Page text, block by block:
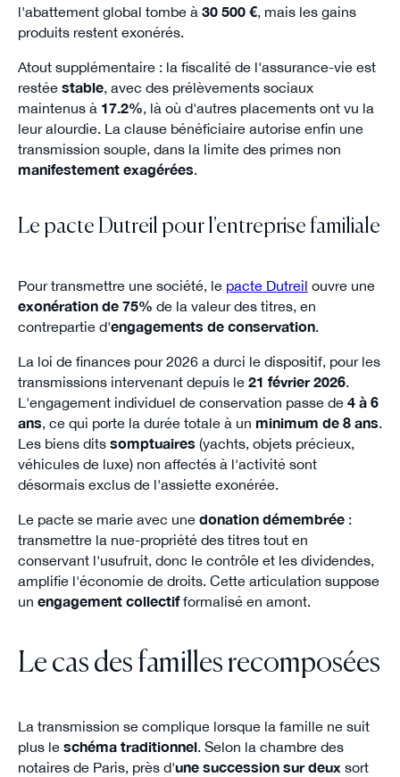
l'abattement global tombe à 30 500 €, mais les gains
produits restent exonérés.
Atout supplémentaire : la fiscalité de l'assurance-vie est
restée stable, avec des prélèvements sociaux
maintenus à 17.2%, là où d'autres placements ont vu la
leur alourdie. La clause bénéficiaire autorise enfin une
transmission souple, dans la limite des primes non
manifestement exagérées.
Le pacte Dutreil pour l'entreprise familiale
Pour transmettre une société, le pacte Dutreil ouvre une
exonération de 75% de la valeur des titres, en
contrepartie d'engagements de conservation.
La loi de finances pour 2026 a durci le dispositif, pour les
transmissions intervenant depuis le 21 février 2026.
L'engagement individuel de conservation passe de 4 à 6
ans, ce qui porte la durée totale à un minimum de 8 ans.
Les biens dits somptuaires (yachts, objets précieux,
véhicules de luxe) non affectés à l'activité sont
désormais exclus de l'assiette exonérée.
Le pacte se marie avec une donation démembrée:
transmettre la nue-propriété des titres tout en
conservant l'usufruit, donc le contrôle et les dividendes,
amplifie l'économie de droits. Cette articulation suppose
un engagement collectifformalisé en amont.
Le cas des familles recomposées
La transmission se complique lorsque la famille ne suit
plus le schéma traditionnel. Selon la chambre des
notaires de Paris, près d'une succession sur deux sort